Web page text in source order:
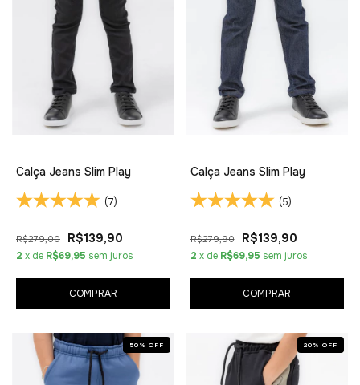
Calça Jeans Slim Play
(7)
R$279,00 R$139,90
2 x de R$69,95 sem juros
COMPRAR
Calça Jeans Slim Play
(5)
R$279,90 R$139,90
2 x de R$69,95 sem juros
COMPRAR
50 % OFF 20 % OFF